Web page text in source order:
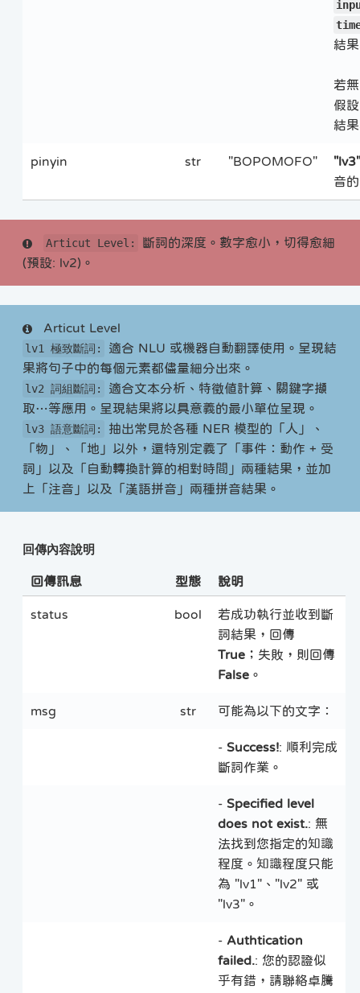
結
若
假
結
pinyin str "BOPOMOFO"
"lv3"
音
Articut Level:
斷詞的深度。數字愈小，切得愈細
(預設: lv2)。
Articut Level
lv1 極致斷詞:
適合 NLU 或機器自動翻譯使用。呈現結
果將句子中的每個元素都儘量細分出來。
lv2 詞組斷詞:
適合文本分析、特徵值計算、關鍵字擷
取…等應用。呈現結果將以具意義的最小單位呈現。
lv3 語意斷詞:
抽出常見於各種 NER 模型的「人」、
「物」、「地」以外，還特別定義了「事件：動作 + 受
詞」以及「自動轉換計算的相對時間」兩種結果，並加
上「注音」以及「漢語拼音」兩種拼音結果。
回傳內容說明
回傳訊息 型態 說明
status bool
若成功執行並收到斷
詞結果，回傳
True ；失敗，則回傳
False 。
msg str 可能為以下的文字：
- Success!: 順利完成
斷詞作業。
- Specified level
does not exist.: 無
法找到您指定的知識
程度。知識程度只能
為 "lv1"、"lv2" 或
"lv3"。
- Authtication
failed.: 您的認證似
乎有錯，請聯絡卓騰